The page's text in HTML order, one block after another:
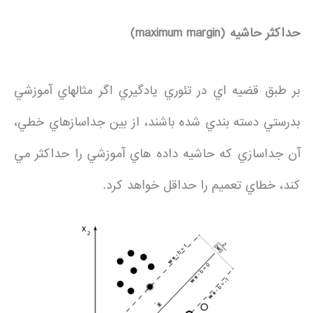
حداکثر حاشيه (maximum margin)
بر طبق قضيه اي در تئوري يادگيري اگر مثالهاي آموزشي
بدرستي دسته بندي شده باشند، از بين جداسازهاي خطي،
آن جداسازي که حاشيه داده هاي آموزشي را حداکثر مي
کند، خطاي تعميم را حداقل خواهد کرد.